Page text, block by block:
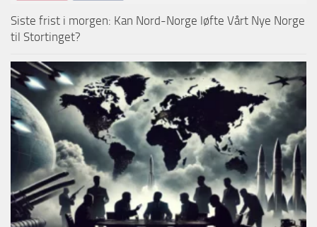
Siste frist i morgen: Kan Nord-Norge løfte Vårt Nye Norge
til Stortinget?